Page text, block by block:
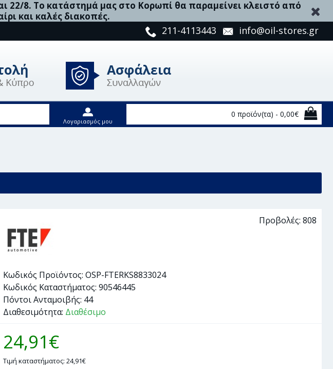
22/8. Το κατάστημά μας στο Κορωπί θα παραμείνει κλειστό από
και καλές διακοπές.
211-4113443 info@oil-stores.gr
Λογαριασμός μου
0 προϊόν(τα) - 0,00€
Προβολές: 808
Κωδικός Προϊόντος: OSP-FTERKS8833024
Κωδικός Καταστήματος: 90546445
Πόντοι Ανταμοιβής: 44
Διαθεσιμότητα: Διαθέσιμο
24,91€
Τιμή καταστήματος: 24,91€